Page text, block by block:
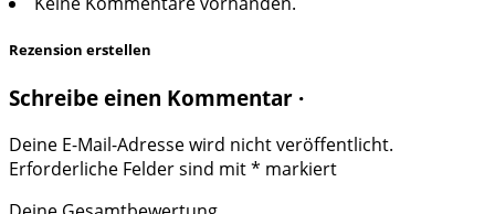
Rezension erstellen
Schreibe einen Kommentar ·
Deine E-Mail-Adresse wird nicht veröffentlicht.
Erforderliche Felder sind mit* markiert